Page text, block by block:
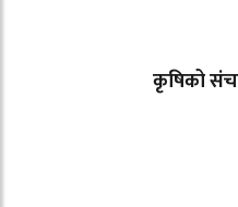
कृषिको